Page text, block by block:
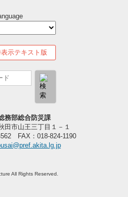
示テキスト版
務部総合防災課
市山王三丁目１－１
FAX：018-824-1190
All Rights Reserved.